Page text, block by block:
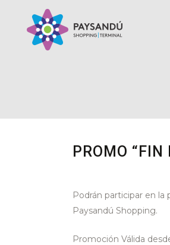
PROMO
Podrán participar en la
Paysandú Shopping.
Promoción Válida